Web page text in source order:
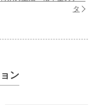
タ
ン